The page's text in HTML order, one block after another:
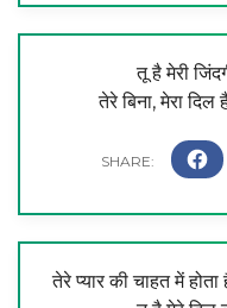
तू है मेरी
तेरे बिना, मेरा
तेरे प्यार की चाहत में